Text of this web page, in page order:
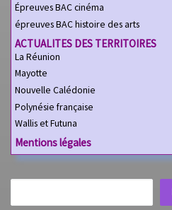
Épreuves BAC cinéma
épreuves BAC histoire des arts
ACTUALITES DES TERRITOIRES
La Réunion
Mayotte
Nouvelle Calédonie
Polynésie française
Wallis et Futuna
Mentions légales